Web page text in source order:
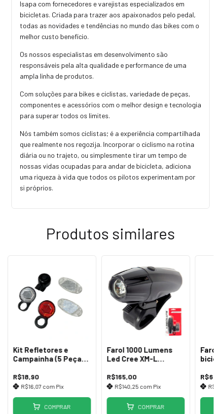
Isapa com fornecedores e varejistas especializados em
bicicletas. Criada para trazer aos apaixonados pelo pedal,
todas as novidades e tendências no mundo das bikes com o
melhor custo benefício.
Os nossos especialistas em desenvolvimento são
responsáveis pela alta qualidade e performance de uma
ampla linha de produtos.
Com soluções para bikes e ciclistas, variedade de peças,
componentes e acessórios com o melhor design e tecnologia
para superar todos os limites.
Nós também somos ciclistas; é a experiência compartilhada
que realmente nos regozija. Incorporar o ciclismo na rotina
diária ou no trajeto, ou simplesmente tirar um tempo de
nossas vidas ocupadas para andar de bicicleta, adiciona
uma riqueza à vida que todos os pilotos experimentam por
si próprios.
Produtos similares
Kit Refletores e
Campainha (5 Peças)
R$18,90
R$16,07 com Pix
COMPRAR
Farol 1000 Lumens
Led Cree XM-L
R$165,00
R$140,25 com Pix
COMPRAR
Farol